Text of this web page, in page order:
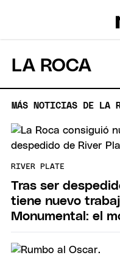
LA ROCA
MÁS NOTICIAS DE LA
RIVER PLATE
Tras ser
tiene nuevo
Monumental: el